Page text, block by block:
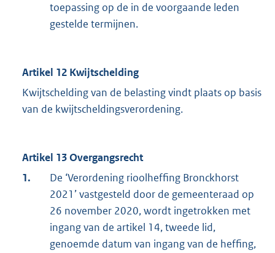
toepassing op de in de voorgaande leden
gestelde termijnen.
Artikel 12 Kwijtschelding
Kwijtschelding van de belasting vindt plaats op basis
van de kwijtscheldingsverordening.
Artikel 13 Overgangsrecht
1.
De ‘Verordening rioolheffing Bronckhorst
2021’ vastgesteld door de gemeenteraad op
26 november 2020, wordt ingetrokken met
ingang van de artikel 14, tweede lid,
genoemde datum van ingang van de heffing,